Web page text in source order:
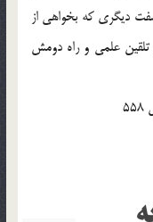
ديگري كه بخواهي از
علمي و راه دومش